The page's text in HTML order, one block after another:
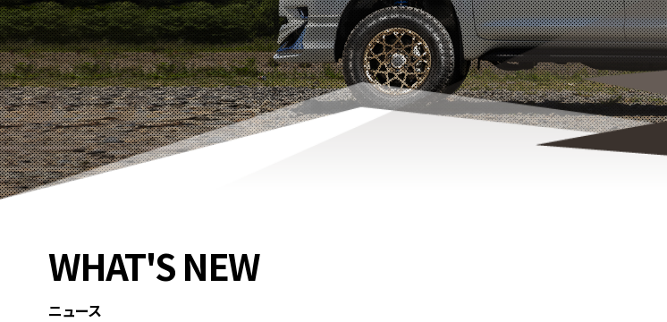
WHAT'S NEW
ニュース